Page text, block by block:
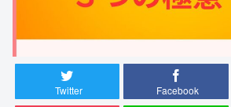
Twitter Facebook